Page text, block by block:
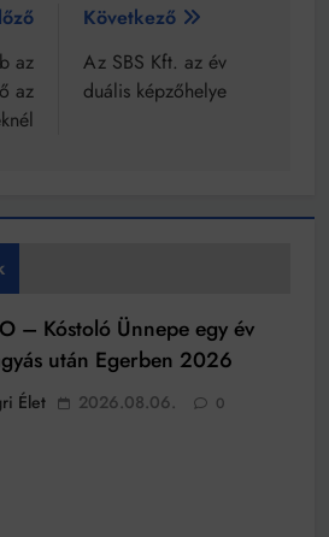
az
az
Következő
Az SBS Kft. az év
duális képzőhelye
– Kóstoló Ünnepe egy év
után Egerben 2026
Élet 2026.08.06. 0